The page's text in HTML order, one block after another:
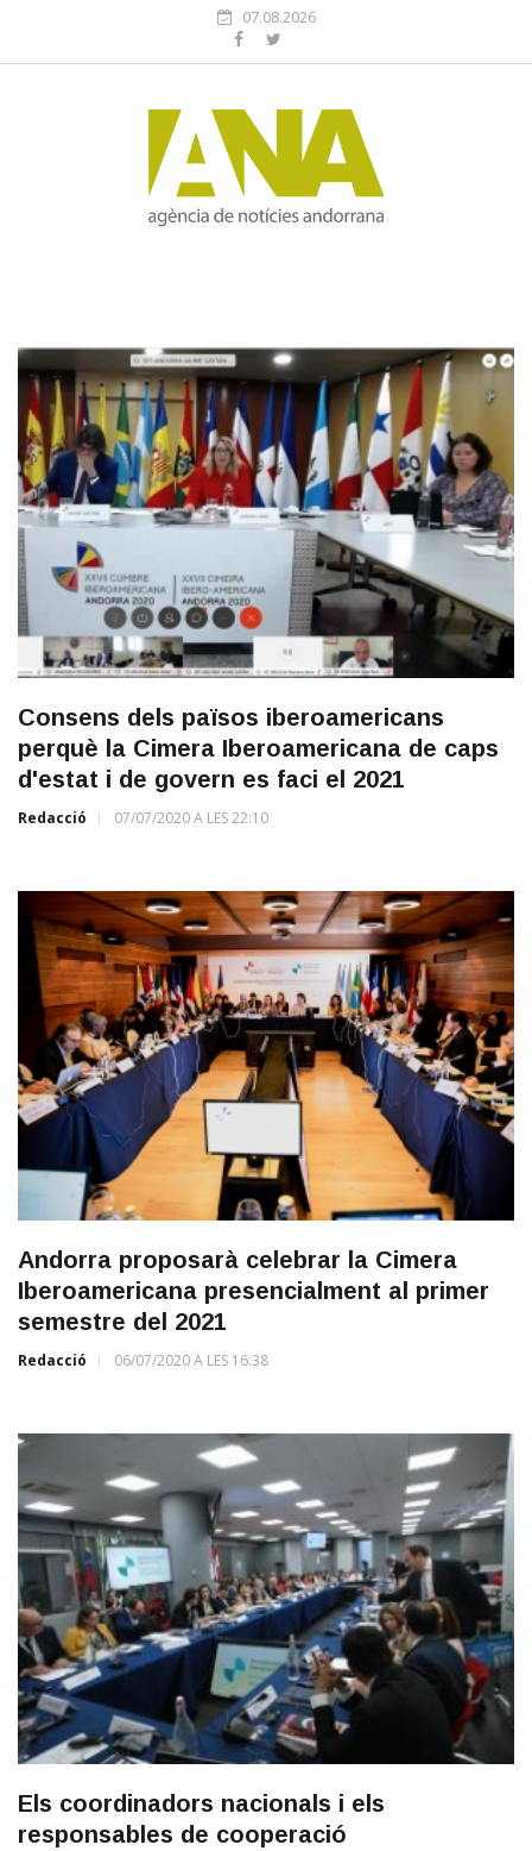
07.08.2026
Consens dels països iberoamericans
perquè la Cimera Iberoamericana de caps
d'estat i de govern es faci el 2021
Redacció 07/07/2020 A LES 22:10
Andorra proposarà celebrar la Cimera
Iberoamericana presencialment al primer
semestre del 2021
Redacció 06/07/2020 A LES 16:38
Els coordinadors nacionals i els
responsables de cooperació